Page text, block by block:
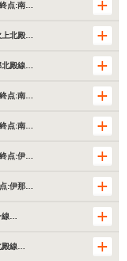
点:南…
上北殿…
北殿線…
点:南…
点:南…
点:伊…
:伊那…
線…
殿線…